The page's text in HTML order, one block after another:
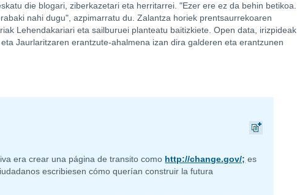
die blogari, ziberkazetari eta herritarrei. "Ezer ere ez da behin betikoa.
nahi dugu", azpimarratu du. Zalantza horiek prentsaurrekoaren
Lehendakariari eta sailburuei planteatu baitizkiete. Open data, irizpideak
Jaurlaritzaren erantzute-ahalmena izan dira galderen eta erantzunen
era crear una página de transito como http://change.gov/; es
escribiesen cómo querían construir la futura